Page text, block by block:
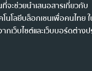
จะช่วยนำเสนอสารเกี่ยวกับ
นโลยีบล็อกเชนเพื่อคนไทย ใ
เว็บไซต์และเว็บบอร์ดต่างป